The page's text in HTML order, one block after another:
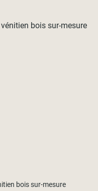
bois sur-mesure